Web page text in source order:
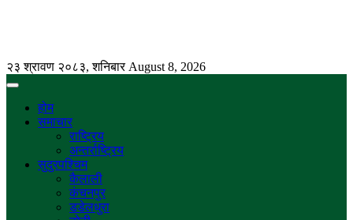
२३ श्रावण २०८३, शनिबार August 8, 2026
होम
समाचार
राष्ट्रिय
अन्तर्राष्ट्रिय
सुदुरपश्चिम
कैलाली
कंचनपुर
डडेलधुरा